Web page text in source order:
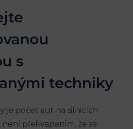
s
techniky
je počet ‌aut na silnicích
překvapením, že se